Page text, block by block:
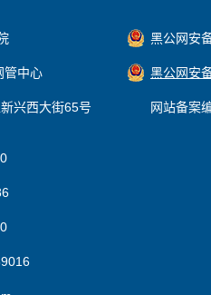
管中心
兴西大街65号
黑公网安
黑公网安
网站备案